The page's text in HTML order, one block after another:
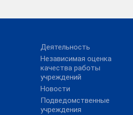
Деятельность
Независимая оценка
качества работы
учреждений
Новости
Подведомственные
учреждения